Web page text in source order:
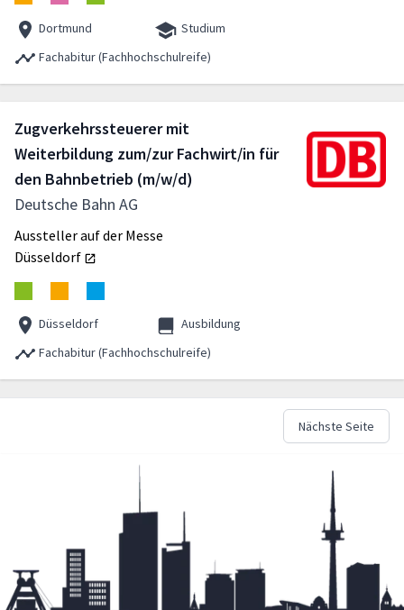
Dortmund
Studium
Fachabitur (Fachhochschulreife)
Zugverkehrssteuerer mit
Weiterbildung zum/zur Fachwirt/in für
den Bahnbetrieb (m/w/d)
Deutsche Bahn AG
Aussteller auf der Messe
Düsseldorf
Düsseldorf
Ausbildung
Fachabitur (Fachhochschulreife)
Nächste Seite